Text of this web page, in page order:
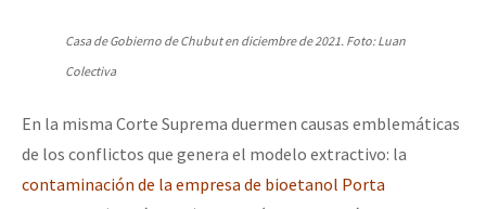
Casa de Gobierno de Chubut en diciembre de 2021. Foto: Luan
Colectiva
En la misma Corte Suprema duermen causas emblemáticas
de los conflictos que genera el modelo extractivo: la
contaminación de la empresa de bioetanol Porta